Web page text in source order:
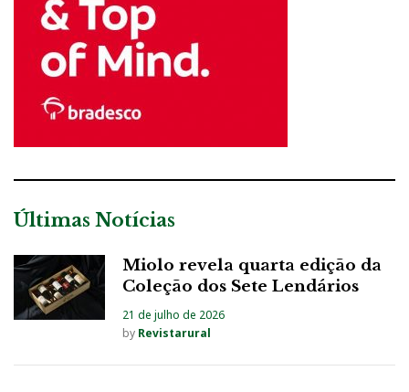
Últimas Notícias
Miolo revela quarta edição da
Coleção dos Sete Lendários
21 de julho de 2026
by Revistarural